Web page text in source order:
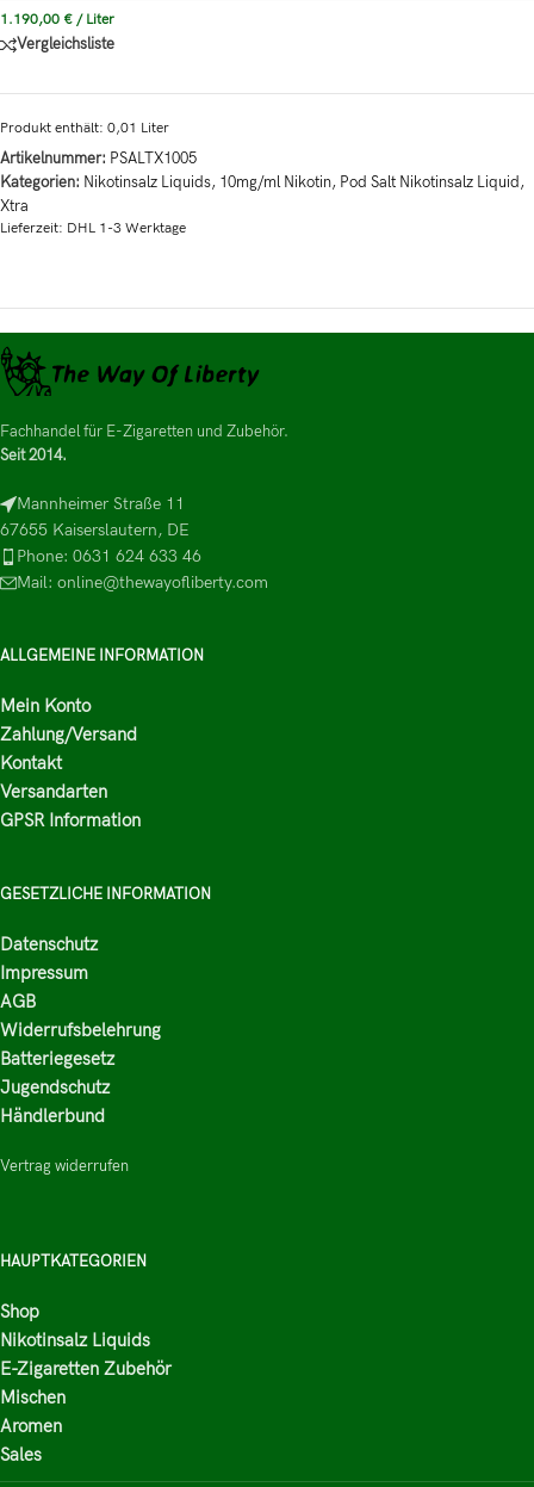
1.190,00 € / Liter
Vergleichsliste
Produkt enthält: 0,01 Liter
Artikelnummer: PSALTX1005
Kategorien: Nikotinsalz Liquids, 10mg/ml Nikotin, Pod Salt Nikotinsalz Liquid,
Xtra
Lieferzeit: DHL 1-3 Werktage
Fachhandel für E-Zigaretten und Zubehör.
Seit 2014.
Mannheimer Straße 11
67655 Kaiserslautern, DE
Phone: 0631 624 633 46
Mail: online@thewayofliberty.com
ALLGEMEINE INFORMATION
Mein Konto
Zahlung/Versand
Kontakt
Versandarten
GPSR Information
GESETZLICHE INFORMATION
Datenschutz
Impressum
AGB
Widerrufsbelehrung
Batteriegesetz
Jugendschutz
Händlerbund
Vertrag widerrufen
HAUPTKATEGORIEN
Shop
Nikotinsalz Liquids
E-Zigaretten Zubehör
Mischen
Aromen
Sales